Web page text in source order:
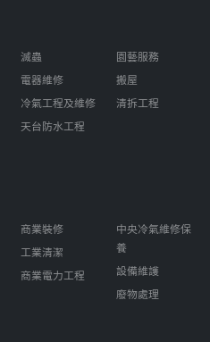
滅蟲
電器維修
冷氣工程及維修
天台防水工程
園藝服務
搬屋
清拆工程
商業裝修
工業清潔
商業電力工程
中央冷氣維修保
養
設備維護
廢物處理